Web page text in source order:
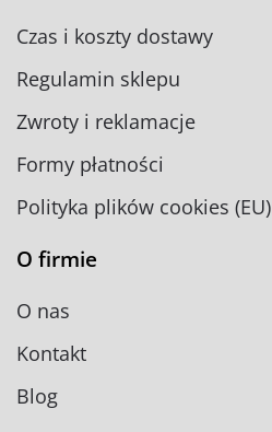
Czas i koszty dostawy
Regulamin sklepu
Zwroty i reklamacje
Formy płatności
Polityka plików cookies (EU)
O firmie
O nas
Kontakt
Blog